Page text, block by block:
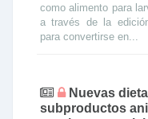
como alimento para
a través de la
para convertirse en...
Nuevas
subproductos